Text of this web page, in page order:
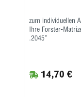
zum individuellen
Ihre Forster-
.2045”
14,70 €